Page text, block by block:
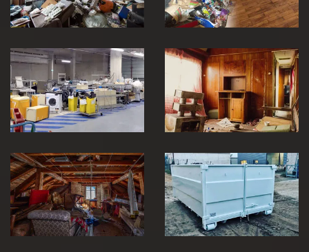
débarras
entreprise et
locaux industriel
30
Débarras de
maison 30
Débarras de
grenier et cave
30
Location de benne
30